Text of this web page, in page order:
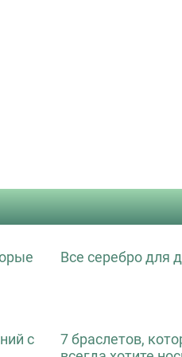
Все серебро для
с
7 браслетов,